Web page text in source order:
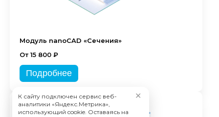
Модуль nanoCAD «Сечения»
От 15 800 ₽
Подробнее
К сайту подключен сервис веб-
аналитики «Яндекс.Метрика»,
использующий cookie. Оставаясь на
✕